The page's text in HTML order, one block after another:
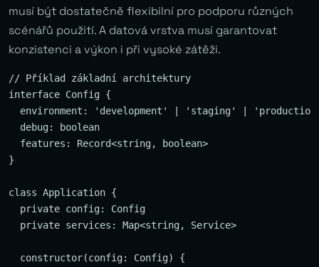
musí být dostatečně flexibilní pro podporu různých
scénářů použití. A datová vrstva musí garantovat
konzistenci a výkon i při vysoké zátěži.
// Příklad základní architektury
interface Config {
environment: 'development' | 'staging' |
  debug: boolean
  features: Record<string, boolean>
}
class Application {
  private config: Config
  private services: Map<string, Service>
  constructor(config: Config) {